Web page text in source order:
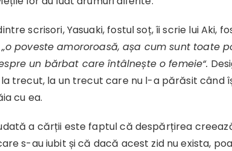
scrisori, Yasuaki, fostul soț, îi scrie lui Aki,
„o poveste amororoasă, așa cum sunt toate
un bărbat care întâlnește o femeie“.
trecut, la un trecut care nu l-a părăsit când
cu ea.
a cărții este faptul că despărțirea
s-au iubit și că dacă acest zid nu exista,